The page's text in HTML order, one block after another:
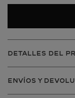
VER TODOS
DETALLES DEL
ENVÍOS Y